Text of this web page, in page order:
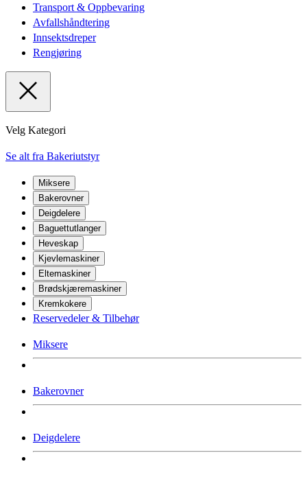
Transport & Oppbevaring
Avfallshåndtering
Innsektsdreper
Rengjøring
Velg Kategori
Se alt fra Bakeriutstyr
Miksere
Bakerovner
Deigdelere
Baguettutlanger
Heveskap
Kjevlemaskiner
Eltemaskiner
Brødskjæremaskiner
Kremkokere
Reservedeler & Tilbehør
Miksere
Bakerovner
Deigdelere